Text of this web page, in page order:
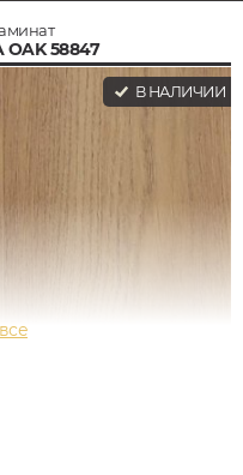
OAK 58847
В НАЛИЧИИ